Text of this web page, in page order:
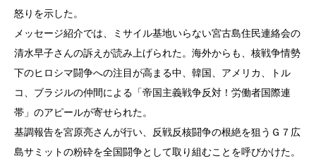
怒りを示した。
メッセージ紹介では、ミサイル基地いらない宮古島住民連絡会の
清水早子さんの訴えが読み上げられた。海外からも、核戦争情勢
下のヒロシマ闘争への注目が高まる中、韓国、アメリカ、トル
コ、ブラジルの仲間による「帝国主義戦争反対！労働者国際連
帯」のアピールが寄せられた。
基調報告を宮原亮さんが行い、反戦反核闘争の根絶を狙うＧ７広
島サミットの粉砕を全国闘争として取り組むことを呼びかけた。